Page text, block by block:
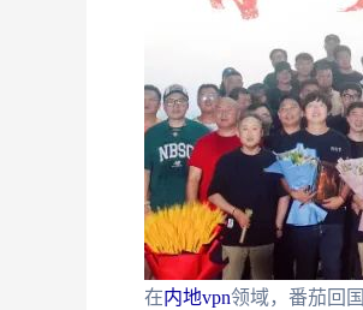
在内地vpn领域，番茄回